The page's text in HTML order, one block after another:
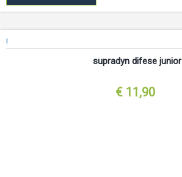
!
supradyn difese junior
€ 11,90